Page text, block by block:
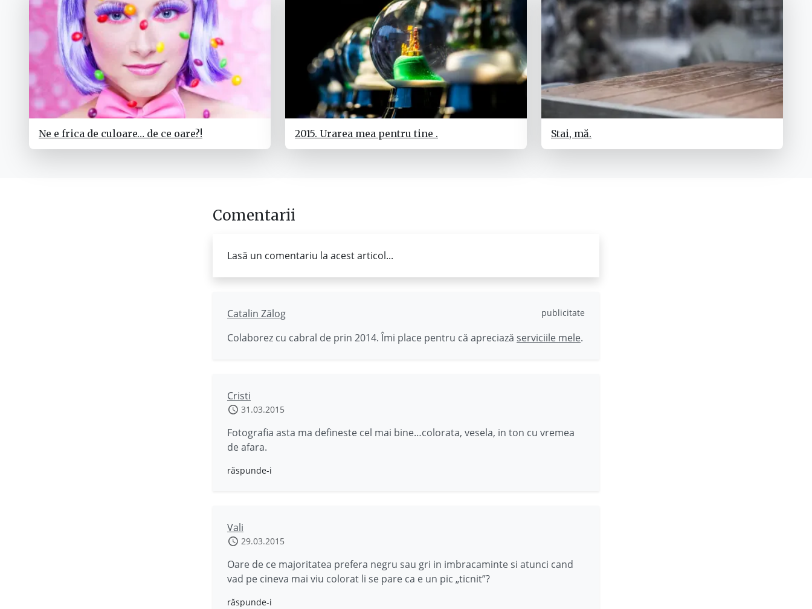
Ne e frica de culoare… de ce oare?! 2015. Urarea mea pentru tine . Stai, mă.
Comentarii
Lasă un comentariu la acest articol...
Catalin Zălog publicitate
Colaborez cu cabral de prin 2014. Îmi place pentru că apreciază serviciile mele.
Cristi
31.03.2015
Fotografia asta ma defineste cel mai bine…colorata, vesela, in ton cu vremea
de afara.
răspunde-i
Vali
29.03.2015
Oare de ce majoritatea prefera negru sau gri in imbracaminte si atunci cand
vad pe cineva mai viu colorat li se pare ca e un pic „ticnit”?
răspunde-i